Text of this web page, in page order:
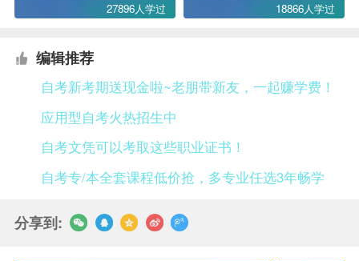
27896人学过 18866人学过
编辑推荐
自考新考期送现金啦~老朋带新友，一起赚学费！
应用型自考火热招生中
自考文凭可以考取这些职业证书！
自考专/本全套课程低价抢，多专业任选3年畅学
分享到: